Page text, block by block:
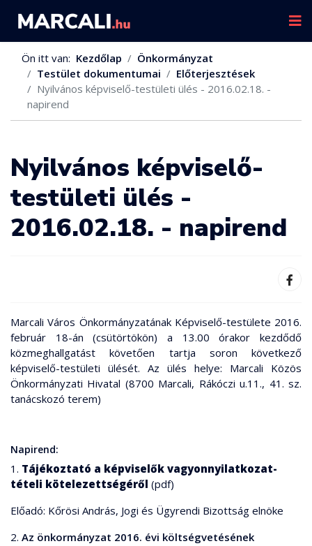
Ön itt van: Kezdőlap
Önkormányzat
Testület dokumentumai
Előterjesztések
Nyilvános képviselő-testületi ülés - 2016.02.18. -
napirend
Nyilvános képviselő-
testületi ülés -
2016.02.18. - napirend
Marcali Város Önkormányzatának Képviselő-testülete 2016.
február 18-án (csütörtökön) a 13.00 órakor kezdődő
közmeghallgatást követően tartja soron következő
képviselő-testületi ülését. Az ülés helye: Marcali Közös
Önkormányzati Hivatal (8700 Marcali, Rákóczi u.11., 41. sz.
tanácskozó terem)
Napirend:
1. Tájékoztató a képviselők vagyonnyilatkozat-
tételi kötelezettségéről (pdf)
Előadó: Kőrösi András, Jogi és Ügyrendi Bizottság elnöke
2. Az önkormányzat 2016. évi költségvetésének